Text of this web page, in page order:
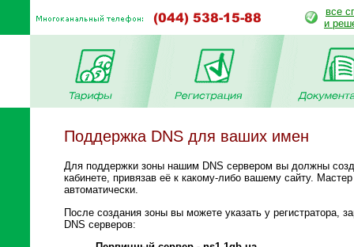
все
и
Поддержка DNS для ваших имен
Для поддержки зоны нашим DNS сервером вы должны
кабинете, привязав её к какому-либо вашему сайту.
автоматически.
После создания зоны вы можете указать у регистратора,
DNS серверов: